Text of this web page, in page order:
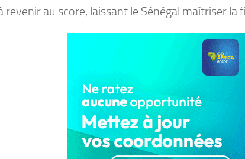
revenir au score, laissant le Sénégal maîtriser la